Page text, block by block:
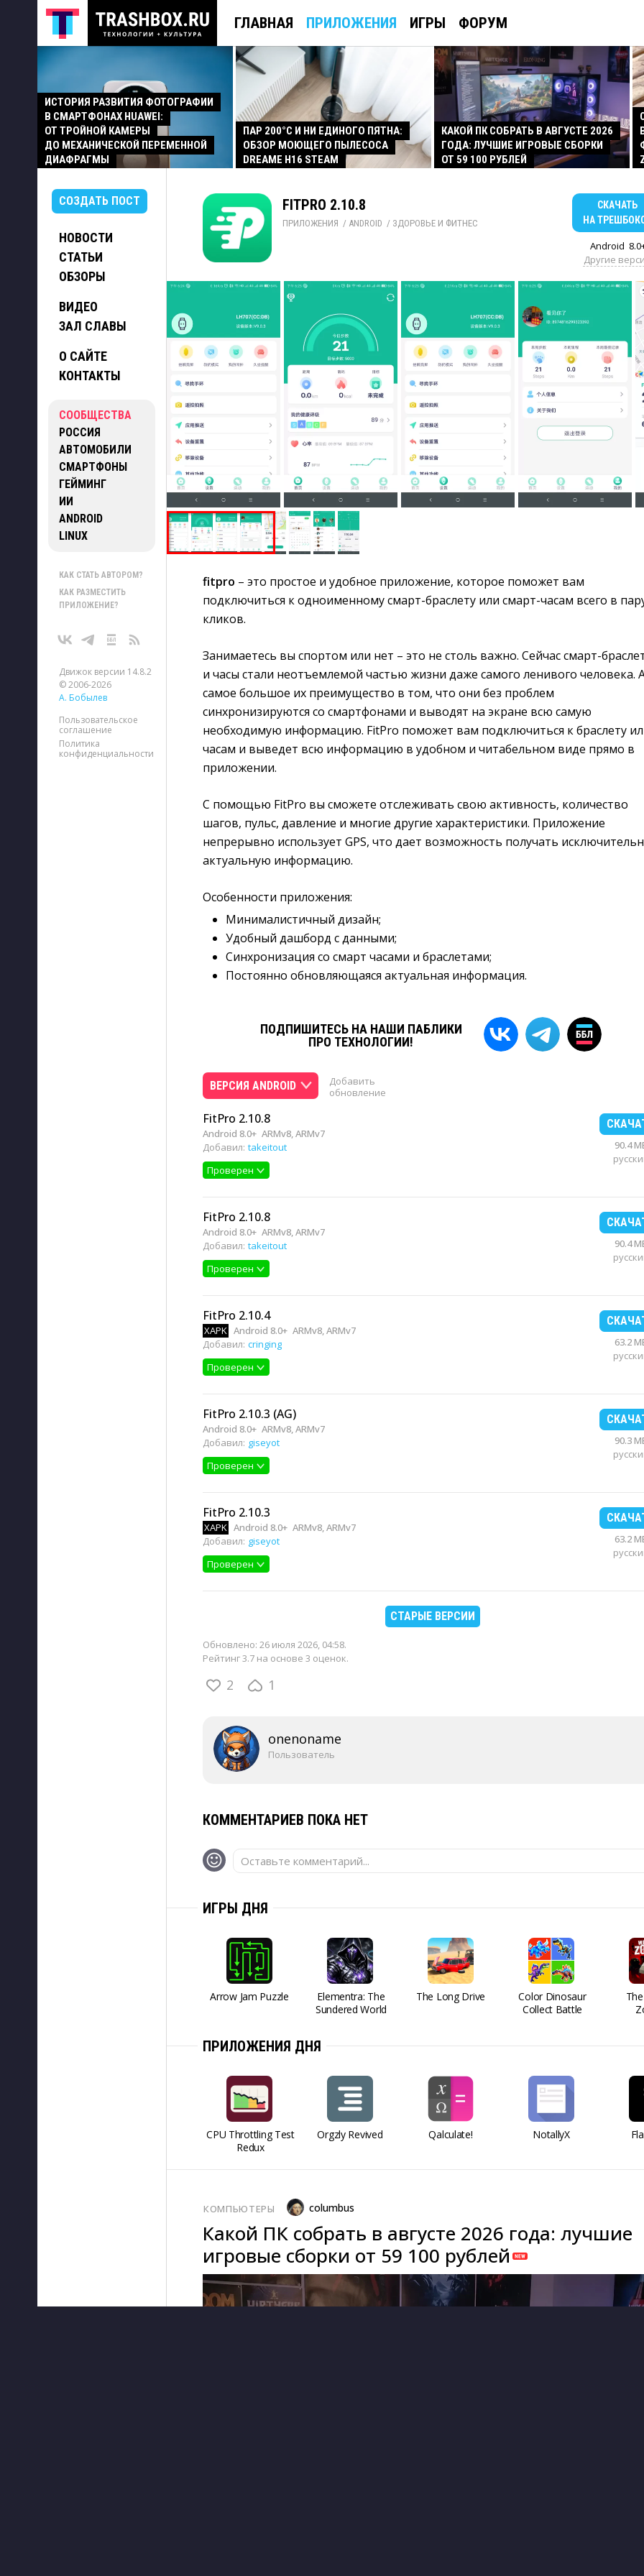
ГЛАВНАЯ ПРИЛОЖЕНИЯ ИГРЫ ФОРУМ
ИСТОРИЯ РАЗВИТИЯ ФОТОГРАФИИ
В СМАРТФОНАХ HUAWEI:
ОТ ТРОЙНОЙ КАМЕРЫ
ДО МЕХАНИЧЕСКОЙ ПЕРЕМЕННОЙ
ДИАФРАГМЫ
ПАР 200°C И НИ ЕДИНОГО ПЯТНА:
ОБЗОР МОЮЩЕГО ПЫЛЕСОСА
DREAME H16 STEAM
КАКОЙ ПК СОБРАТЬ В АВГУСТЕ 2026
ГОДА: ЛУЧШИЕ ИГРОВЫЕ СБОРКИ
ОТ 59 100 РУБЛЕЙ
СОЗДАТЬ ПОСТ
НОВОСТИ
СТАТЬИ
ОБЗОРЫ
ВИДЕО
ЗАЛ СЛАВЫ
О САЙТЕ
КОНТАКТЫ
СООБЩЕСТВА
РОССИЯ
АВТОМОБИЛИ
СМАРТФОНЫ
ГЕЙМИНГ
ИИ
ANDROID
LINUX
КАК СТАТЬ АВТОРОМ?
КАК РАЗМЕСТИТЬ
ПРИЛОЖЕНИЕ?
Движок версии 14.8.2
© 2006-2026
А. Бобылев
Пользовательское
соглашение
Политика
конфиденциальности
FITPRO 2.10.8
ПРИЛОЖЕНИЯ / ANDROID / ЗДОРОВЬЕ И ФИТНЕС
СКАЧАТЬ
НА
Android
Другие
fitpro – это простое и удобное приложение, которое поможет вам
подключиться к одноименному смарт-браслету или смарт-часам всего в
кликов.
Занимаетесь вы спортом или нет – это не столь важно. Сейчас смарт-
и часы стали неотъемлемой частью жизни даже самого ленивого человека.
самое большое их преимущество в том, что они без проблем
синхронизируются со смартфонами и выводят на экране всю самую
необходимую информацию. FitPro поможет вам подключиться к браслету
часам и выведет всю информацию в удобном и читабельном виде прямо в
приложении.
С помощью FitPro вы сможете отслеживать свою активность, количество
шагов, пульс, давление и многие другие характеристики. Приложение
непрерывно использует GPS, что дает возможность получать
актуальную информацию.
Особенности приложения:
Минималистичный дизайн;
Удобный дашборд с данными;
Синхронизация со смарт часами и браслетами;
Постоянно обновляющаяся актуальная информация.
ПОДПИШИТЕСЬ НА НАШИ ПАБЛИКИ
ПРО ТЕХНОЛОГИИ!
ВЕРСИЯ ANDROID
Добавить
обновление
FitPro 2.10.8
Android 8.0+ ARMv8, ARMv7
Добавил: takeitout
Проверен
90.4
FitPro 2.10.8
Android 8.0+ ARMv8, ARMv7
Добавил: takeitout
Проверен
90.4
FitPro 2.10.4
XAPK Android 8.0+ ARMv8, ARMv7
Добавил: cringing
Проверен
63.2
FitPro 2.10.3 (AG)
Android 8.0+ ARMv8, ARMv7
Добавил: giseyot
Проверен
90.3
FitPro 2.10.3
XAPK Android 8.0+ ARMv8, ARMv7
Добавил: giseyot
Проверен
63.2
СТАРЫЕ ВЕРСИИ
Обновлено: 26 июля 2026, 04:58.
Рейтинг 3.7 на основе 3 оценок.
2 1
onenoname
Пользователь
КОММЕНТАРИЕВ ПОКА НЕТ
Оставьте комментарий...
ИГРЫ ДНЯ
Arrow Jam Puzzle
Elementra: The
Sundered World
The Long Drive
Color Dinosaur
Collect Battle
ПРИЛОЖЕНИЯ ДНЯ
CPU Throttling Test
Redux
Orgzly Revived Qalculate! NotallyX
КОМПЬЮТЕРЫ columbus
Какой ПК собрать в августе 2026 года: лучшие
игровые сборки от 59 100 рублей